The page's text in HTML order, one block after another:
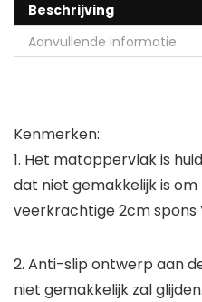
Beschrijving
Aanvullende informatie
Kenmerken:
1. Het matoppervlak is
dat niet gemakkelijk is
veerkrachtige 2cm spons
2. Anti-slip ontwerp aan
niet gemakkelijk zal glijden.